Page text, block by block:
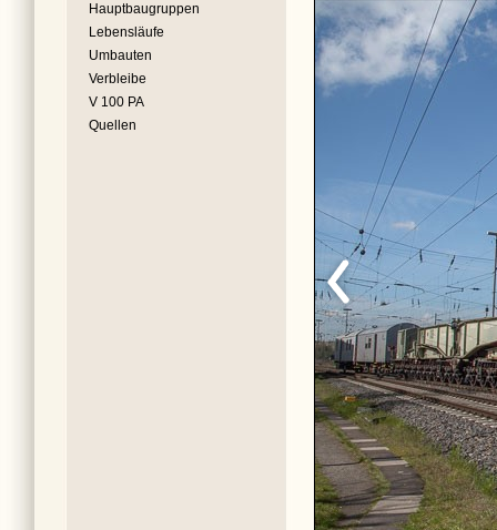
Hauptbaugruppen
Lebensläufe
Umbauten
Verbleibe
V 100 PA
Quellen